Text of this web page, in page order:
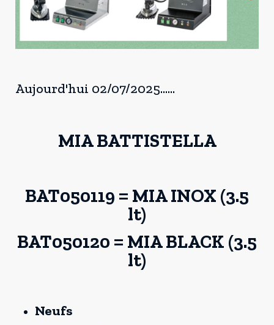
Aujourd'hui 02/07/2025......
MIA BATTISTELLA
BAT050119 = MIA INOX (3.5
lt)
BAT050120 = MIA BLACK (3.5
lt)
Neufs